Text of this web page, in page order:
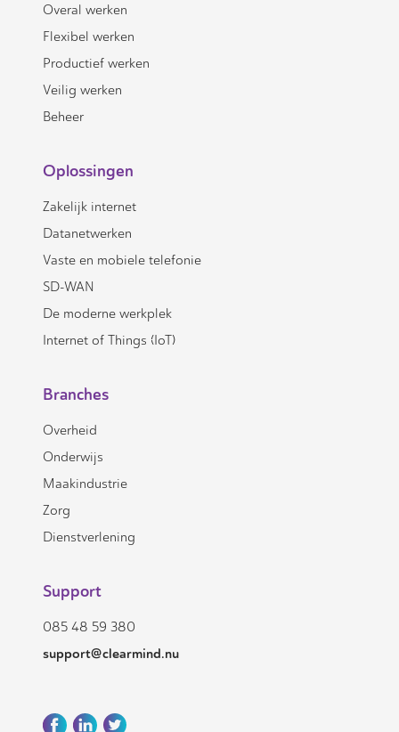
Overal werken
Flexibel werken
Productief werken
Veilig werken
Beheer
Oplossingen
Zakelijk internet
Datanetwerken
Vaste en mobiele telefonie
SD-WAN
De moderne werkplek
Internet of Things (IoT)
Branches
Overheid
Onderwijs
Maakindustrie
Zorg
Dienstverlening
Support
085 48 59 380
support@clearmind.nu